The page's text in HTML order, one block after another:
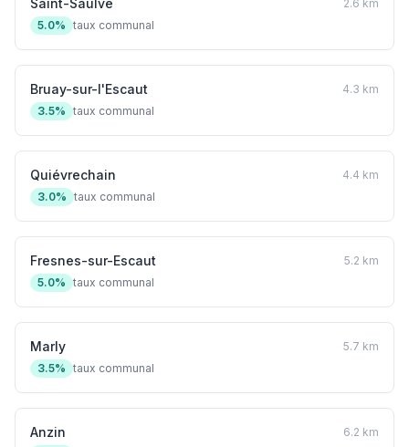
Saint-Saulve
2.6 km
5.0% taux communal
Bruay-sur-l'Escaut
4.3 km
3.5% taux communal
Quiévrechain
4.4 km
3.0% taux communal
Fresnes-sur-Escaut
5.2 km
5.0% taux communal
Marly
5.7 km
3.5% taux communal
Anzin
6.2 km